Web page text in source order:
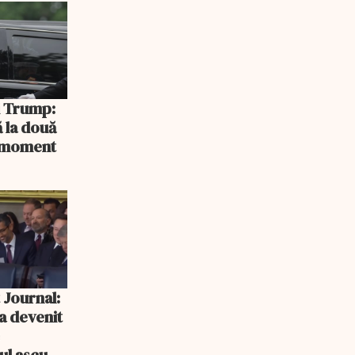
Trump:
la două
devenit